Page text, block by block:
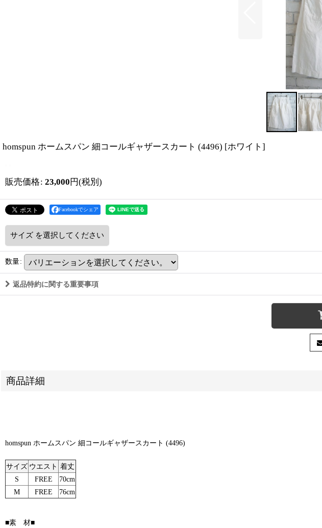
homspun ホームスパン 細コールギャザースカート (4496) [ホワイト ]
販売価格: 23,000 円(税別)
Facebookでシェア
サイズ を選択してください
数量:
返品特約に関する重要事項
商品詳細
homspun ホームスパン 細コールギャザースカート (4496)
サイズ ウエスト 着丈
S
FREE
70cm
M
FREE 76cm
■素 材■